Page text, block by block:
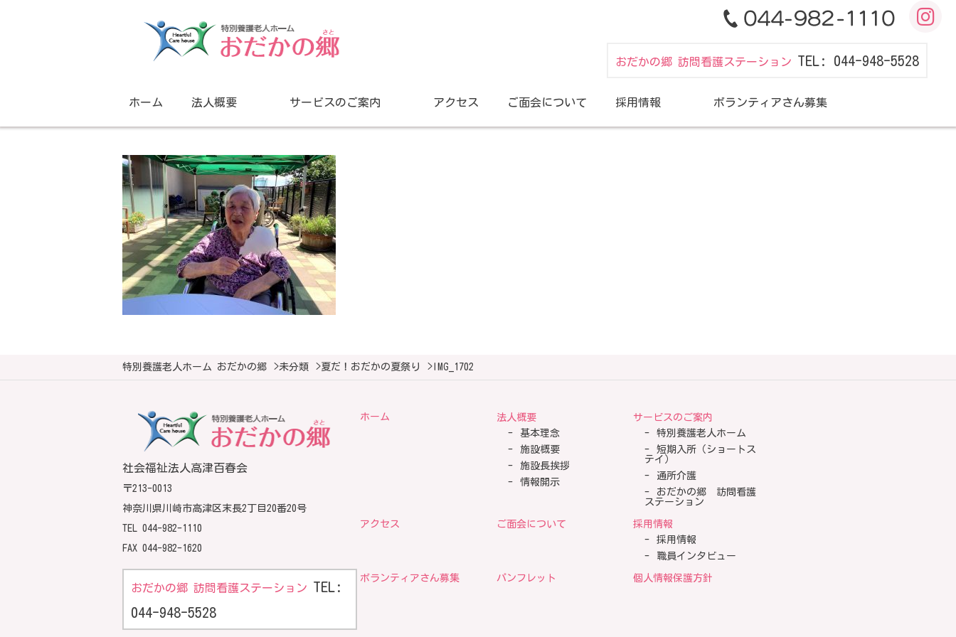
おだかの郷 訪問看護ステーション TEL: 044-948-5528
ホーム 法人概要 サービスのご案内 アクセス ご面会について 採用情報 ボランティアさん募集
特別養護老人ホーム おだかの郷 >未分類 >夏だ！おだかの夏祭り > IMG_1702
社会福祉法人高津百春会
〒213-0013
神奈川県川崎市高津区末長2丁目20番20号
TEL 044-982-1110
FAX 044-982-1620
おだかの郷 訪問看護ステーション TEL:
044-948-5528
ホーム
法人概要
基本理念
施設概要
施設長挨拶
情報開示
サービスのご案内
特別養護老人ホーム
短期入所（ショートス
テイ）
通所介護
おだかの郷 訪問看護
ステーション
アクセス ご面会について
採用情報
採用情報
職員インタビュー
ボランティアさん募集 パンフレット 個人情報保護方針